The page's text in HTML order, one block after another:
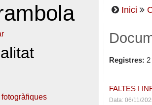
Inici
Registres:
FALTES I
Data: 06/11/